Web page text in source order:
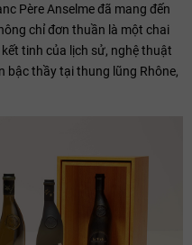
Père Anselme đã mang đến
chỉ đơn thuần là một chai
tinh của lịch sử, nghệ thuật
bậc thầy tại thung lũng Rhône,